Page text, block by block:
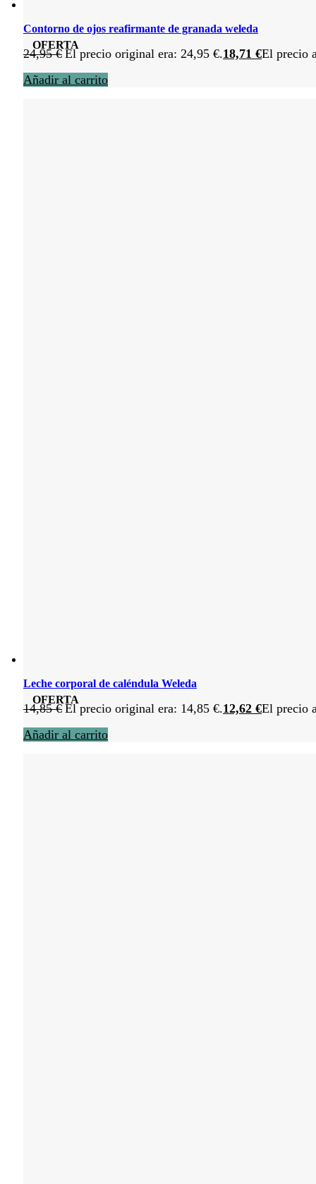
OFERTA
Contorno de ojos reafirmante de granada weleda
24,95€ El precio original era: 24,95 €.18,71 €El precio
Añadir al carrito
OFERTA
Leche corporal de caléndula Weleda
14,85€ El precio original era: 14,85 €.12,62 €El precio
Añadir al carrito